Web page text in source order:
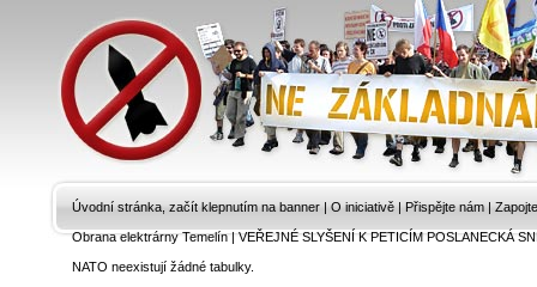
Úvodní stránka, začít klepnutím na banner | O iniciativě | Přispějte nám |
Obrana elektrárny Temelín|VEŘEJNÉ SLYŠENÍ K PETICÍM POSLANECKÁ
NATO neexistují žádné tabulky.